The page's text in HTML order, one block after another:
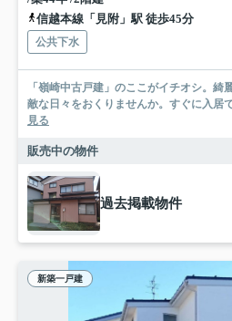
信越本線「見附」駅 徒歩45分
公共下水
「嶺崎中古戸建」のここがイチオシ。綺
敵な日々をおくりませんか。すぐに入居
見る
販売中の物件
過去掲載物件
新築一戸建